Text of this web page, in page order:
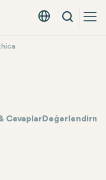
Türkçe - EUR
Arama
Cevaplar